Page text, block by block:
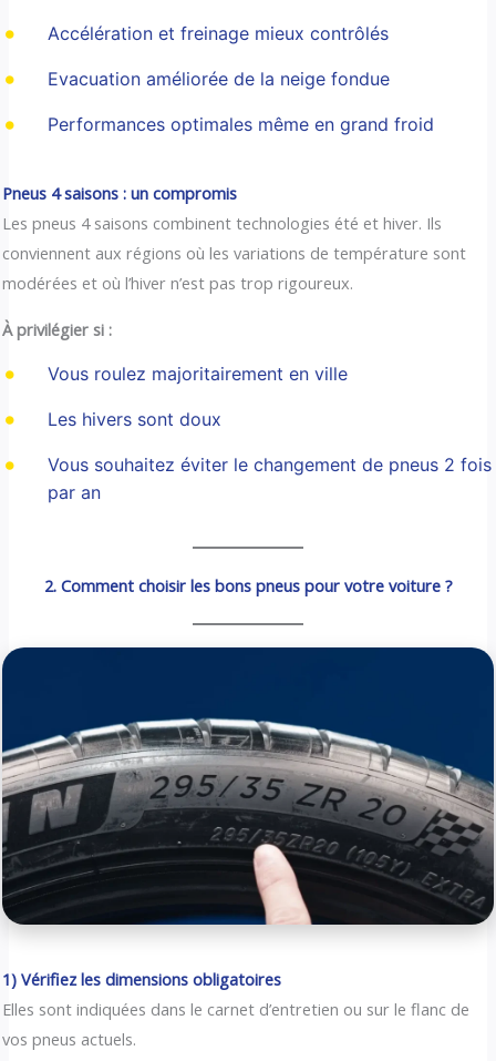
Accélération et freinage mieux contrôlés
Evacuation améliorée de la neige fondue
Performances optimales même en grand froid
Pneus 4 saisons : un compromis
Les pneus 4 saisons combinent technologies été et hiver. Ils
conviennent aux régions où les variations de température sont
modérées et où l’hiver n’est pas trop rigoureux.
À privilégier si :
Vous roulez majoritairement en ville
Les hivers sont doux
Vous souhaitez éviter le changement de pneus 2 fois
par an
2. Comment choisir les bons pneus pour votre voiture ?
1) Vérifiez les dimensions obligatoires
Elles sont indiquées dans le carnet d’entretien ou sur le flanc de
vos pneus actuels.